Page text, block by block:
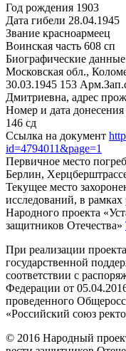
Год рождения 1903
Дата гибели 28.04.1945
Звание красноармеец
Воинская часть 608 сп
Биографические
Московская обл.,
30.03.1945 153
Дмитриевна, адрес
Номер и дата
146 сд
Ссылка на документ
id=4794011&page=1
Первичное место
Берлин,
Текущее место
исследований, в рамках
Народного проекта
защитников Отечества»
При реализации
государственной
соответствии с
Федерации от
проведенного
«Российский союз
© 2016 Народный